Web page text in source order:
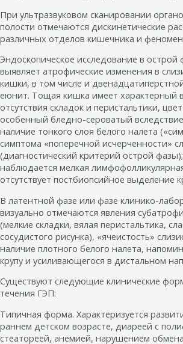
При ультразвуковом сканировании
полости отмечаются дискинетические
различных отделов кишечника и феномен
Эндоскопическое исследование в острой
выявляет атрофические изменения в
кишки, в том числе и
еюнит. Тощая кишка имеет характерный
отсутствия складок и перистальтики,
особенный бледно-сероватый
наличие тонкого слоя белого налета
симптома «поперечной исчерченности»
(диагностический критерий острой
наблюдается мелкая
отсутствует постбиопсийное выделение
В латентной фазе или фазе клинико-
визуально отмечаются явления
(мелкие складки, вялая перистальтика,
сосудистого рисунка), «ячеистость»
наличие плотного белого налета,
крупу и усиливающегося в дистальном
Существуют следующие клинические
течения ГЭП:
Типичная форма. Характеризуется
раннем детском возрасте, диареей с
стеатореей, анемией, нарушением